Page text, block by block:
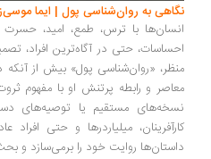
به روان‌شناسی پول | ایما موسی‌زاده
با ترس، طمع، امید، حسرت و
حتی در آگاه‌ترین افراد،
«روان‌شناسی پول» بیش از آنکه درباره
و رابطه پرتنش او با مفهوم ثروت و
مستقیم یا توصیه‌های دستوری،
میلیاردرها و حتی افراد عادی
روایت خود را برمی‌سازد و بحث را